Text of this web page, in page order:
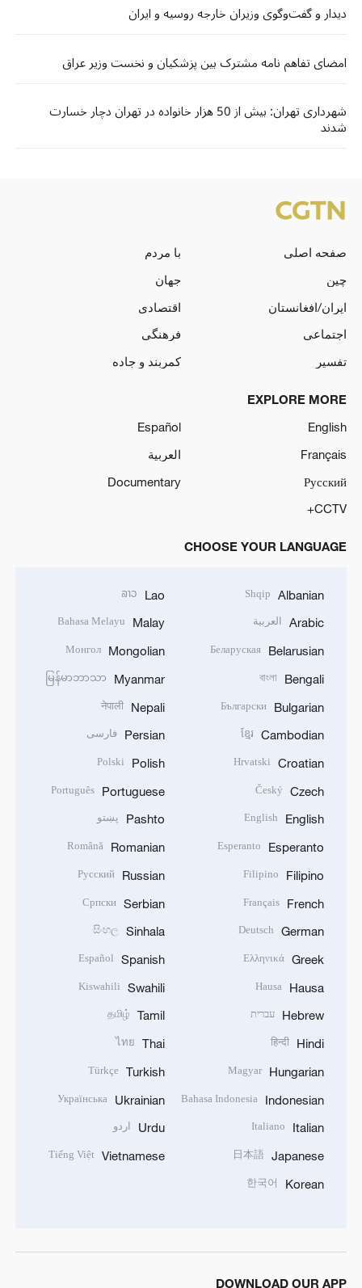
دیدار و گفت‌و‌گوی وزیران خارجه روسیه و ایران
امضای تفاهم نامه مشترک بین پزشکیان و نخست وزیر عراق
شهرداری تهران: بیش از 50 هزار خانواده در تهران دچار خسارت
شدند
صفحه اصلی
با مردم
چین
جهان
ایران/افغانستان
اقتصادی
اجتماعی
فرهنگی
تفسیر
کمربند و جاده
EXPLORE MORE
English
Español
Français
العربية
Русский
Documentary
CCTV+
CHOOSE YOUR LANGUAGE
Albanian
Shqip
Arabic العربية
Belarusian
Беларуская
Bengali
বাংলা
Bulgarian
Български
Cambodian
ខ្មែរ
Croatian
Hrvatski
Czech
Český
English
English
Esperanto
Esperanto
Filipino
Filipino
French
Français
German
Deutsch
Greek
Ελληνικά
Hausa
Hausa
Hebrew עברית
Hindi
हिन्दी
Hungarian
Magyar
Indonesian
Bahasa Indonesia
Italian
Italiano
Japanese
日本語
Korean
한국어
Lao
ລາວ
Malay
Bahasa Melayu
Mongolian
Монгол
Myanmar
မြန်မာဘာသာ
Nepali
नेपाली
Persian فارسی
Polish
Polski
Portuguese
Português
Pashto پښتو
Romanian
Română
Russian
Русский
Serbian
Српски
Sinhala
සිංහල
Spanish
Español
Swahili
Kiswahili
Tamil
தமிழ்
Thai
ไทย
Turkish
Türkçe
Ukrainian
Українська
Urdu اردو
Vietnamese
Tiếng Việt
DOWNLOAD OUR APP